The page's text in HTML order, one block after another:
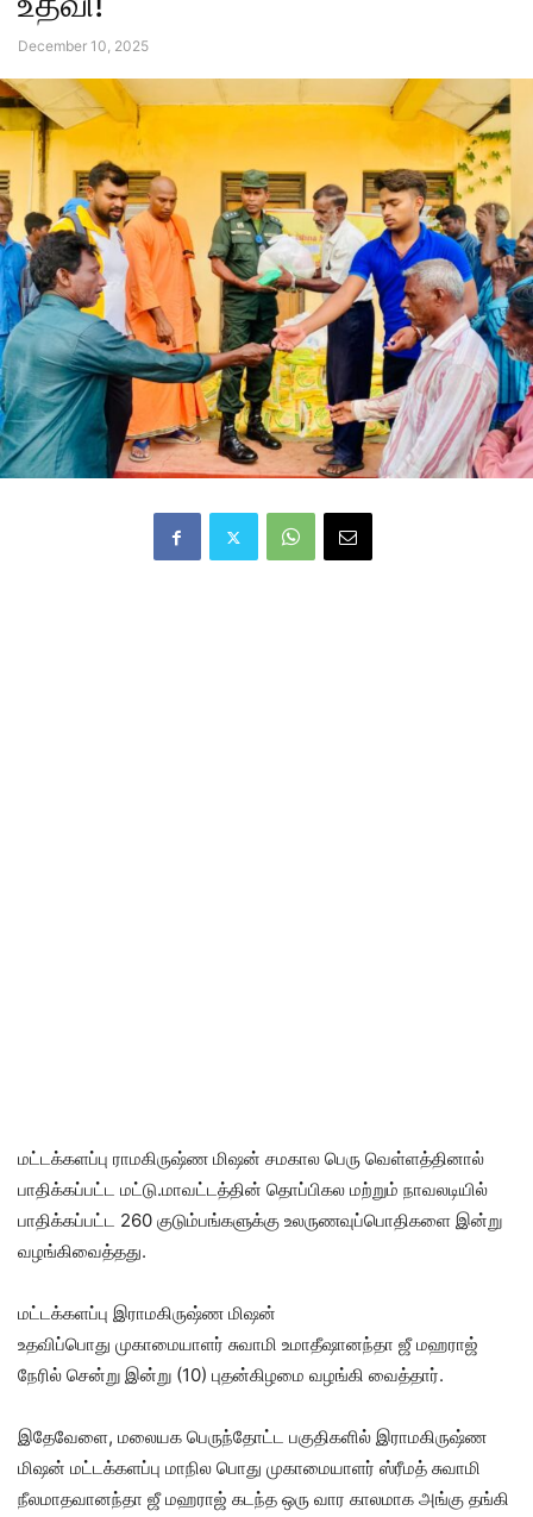
December 10, 2025
மட்டக்களப்பு ராமகிருஷ்ண மிஷன் சமகால பெரு வெள்ளத்தினால்
பாதிக்கப்பட்ட மட்டு.மாவட்டத்தின் தொப்பிகல மற்றும் நாவலடியில்
பாதிக்கப்பட்ட 260 குடும்பங்களுக்கு உலருணவுப்பொதிகளை இன்று
வழங்கிவைத்தது.
மட்டக்களப்பு இராமகிருஷ்ண மிஷன்
உதவிப்பொது முகாமையாளர் சுவாமி உமாதீஷானந்தா ஜீ மஹராஜ்
நேரில் சென்று இன்று (10) புதன்கிழமை வழங்கி வைத்தார்.
இதேவேளை, மலையக பெருந்தோட்ட பகுதிகளில் இராமகிருஷ்ண
மிஷன் மட்டக்களப்பு மாநில பொது முகாமையாளர் ஸ்ரீமத் சுவாமி
நீலமாதவானந்தா ஜீ மஹராஜ் கடந்த ஒரு வார காலமாக அங்கு தங்கி